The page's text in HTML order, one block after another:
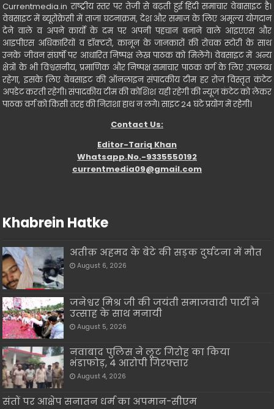
Currentmedia.in राष्ट्रीय स्तर पर तेजी से बढ़ती हुई हिंदी समाचार वेबासाइट है।
वेबसाइट में ब्यूरोक्रेसी में ताजा घटनाक्रम, देश और समाज के लिए अमूल्य योगदान
देने वाले व अपने कार्यो के दम पर अपनी पहचान बनाने वाले आइएएस और
आइपीएस अधिकारियों व डॉक्टरो, कानून के जानकारों की रोचक स्टोरी के साथ
उनके जीवन संघर्षो पर आधारित निष्पक्ष लेख पाठक को मिलेंगे। वेबसाइट में अन्य
क्षेत्रों के भी विश्वसनीय, प्रमाणिक और निष्पक्ष समाचार पाठक वर्ग के लिए उपलब्ध
रहेगा, इसके लिए वेबसाइट की ऑनलाइन संपादकीय टीम हर रोज विस्तृत कंटेट
अपडेट करती रहेगी। संपादकीय टीम की कोशिश यही रहेगी की न्यूज कंटेट को लेकर
पाठक वर्ग को किसी तरह की निराशा हाथ न लगे। साइट 24 घंटे प्रयोग में रहेगी।
Contact Us:
Editor-Tariq Khan
Whatsapp.No.-9335550192
currentmedia09@gmail.com
Khabrein Hatke
अतीक़ अहमद के बेटे की सड़क दुर्घटना में मौत
August 6, 2026
जनेश्वर मिश्र जी की जयंती समाजवादी पार्टी ने
उत्साह के साथ मनायी
August 5, 2026
नवाबाद पुलिस ने लूट गिरोह का किया
भंडाफोड़, 4 आरोपी गिरफ्तार
August 4, 2026
संतों पर आक्षेप सनातन धर्म का अपमान-सीएम